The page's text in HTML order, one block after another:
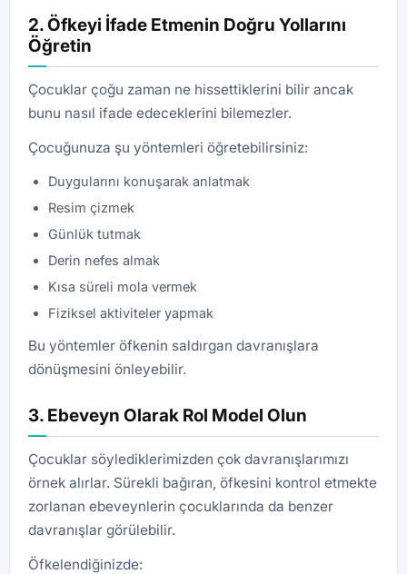
2. Öfkeyi İfade Etmenin Doğru Yollarını
Öğretin
Çocuklar çoğu zaman ne hissettiklerini bilir ancak
bunu nasıl ifade edeceklerini bilemezler.
Çocuğunuza şu yöntemleri öğretebilirsiniz:
Duygularını konuşarak anlatmak
Resim çizmek
Günlük tutmak
Derin nefes almak
Kısa süreli mola vermek
Fiziksel aktiviteler yapmak
Bu yöntemler öfkenin saldırgan davranışlara
dönüşmesini önleyebilir.
3. Ebeveyn Olarak Rol Model Olun
Çocuklar söylediklerimizden çok davranışlarımızı
örnek alırlar. Sürekli bağıran, öfkesini kontrol etmekte
zorlanan ebeveynlerin çocuklarında da benzer
davranışlar görülebilir.
Öfkelendiğinizde: